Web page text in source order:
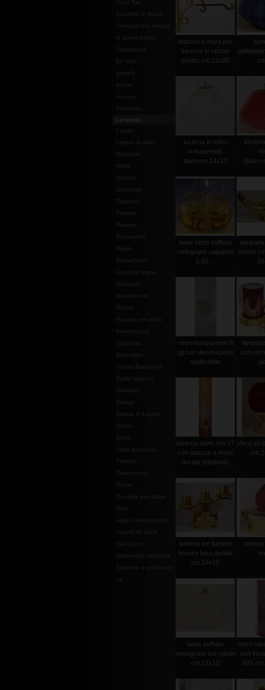
Croci Tau
Crocifissi in legno
Completi per messa
in punto Assisi
Dalmatiche
Ex Voto
gemelli
Lampade
Leggii
Legno di olivo
Medaglie
Mitrie
Natività
Ostensori
Pastorali
Patene
Pianete
Portaviatici
Piviali
Portachiavi
quadri in legno
Reliquiari
Ricambi vari
Rosari
Rosario per abito
francescano
Scapolari
Segnalibri
Servizi Battesimo
Spille argento
Stampati
Statue
Statue in Legno
Stoffe
Stole
Stole diaconali
Tabernacoli
valige celebrazione
Mattonella ceramica
Essenze e profumi e
attacco a muro per
lucerne in ottone
dorato cm.21x20
lucerna in vetro
trasparente
diam.cm.14x10
lume vetro soffiato
melograno capacita'
2,50 ...
ottone
vetro trasparente 8
gg con decorazione
applicabile
con
lucerna diam. cm.17
con attacco a muro
dorata (elettrica)
sfera su
lumiera tre fiamme
bronzo fuso,dorata
cm.24x18
lume soffiato
melograno con piede
cm.12x10
vetro
con
GG